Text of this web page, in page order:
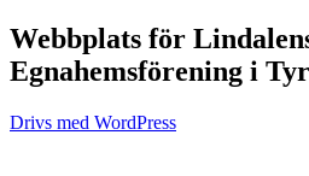
Webbplats för
Egnahemsförening i
Drivs med WordPress